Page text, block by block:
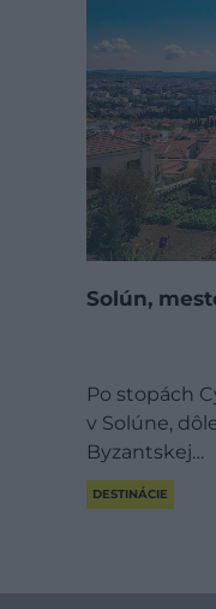
Solún,
Po stopách
v Solúne,
Byzantskej…
DESTINÁCIE